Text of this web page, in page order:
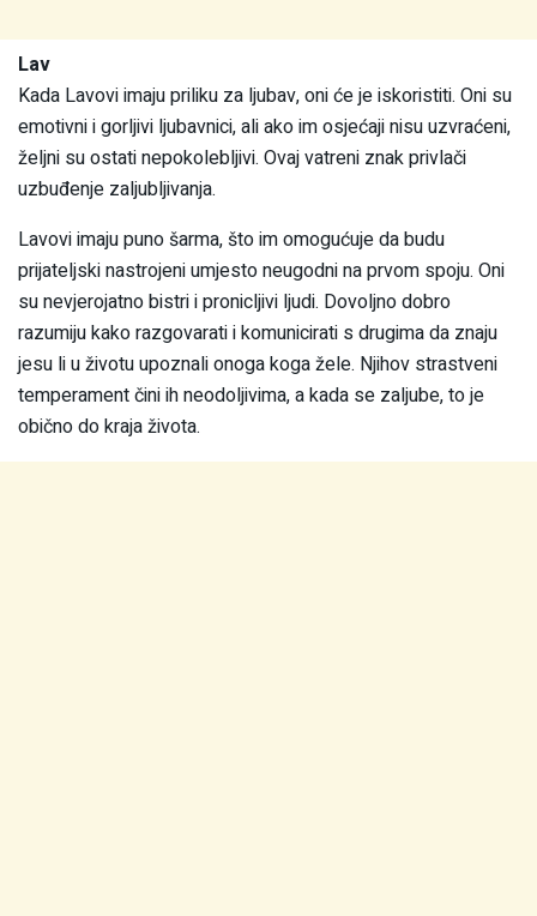
Lav
Kada Lavovi imaju priliku za ljubav, oni će je iskoristiti. Oni su
emotivni i gorljivi ljubavnici, ali ako im osjećaji nisu uzvraćeni,
željni su ostati nepokolebljivi. Ovaj vatreni znak privlači
uzbuđenje zaljubljivanja.
Lavovi imaju puno šarma, što im omogućuje da budu
prijateljski nastrojeni umjesto neugodni na prvom spoju. Oni
su nevjerojatno bistri i pronicljivi ljudi. Dovoljno dobro
razumiju kako razgovarati i komunicirati s drugima da znaju
jesu li u životu upoznali onoga koga žele. Njihov strastveni
temperament čini ih neodoljivima, a kada se zaljube, to je
obično do kraja života.